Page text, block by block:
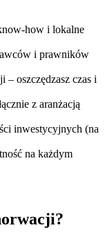
how i lokalne
i prawników
– oszczędzasz czas i
z aranżacją
inwestycyjnych (na
na każdym